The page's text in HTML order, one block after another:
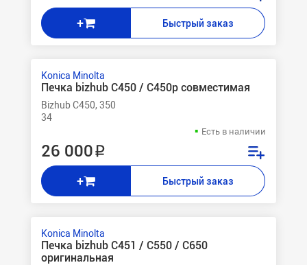
+ Быстрый заказ
Konica Minolta
Печка bizhub C450 / C450p совместимая
Bizhub C450, 350
34
Есть в наличии
26 000 ₽
+ Быстрый заказ
Konica Minolta
Печка bizhub C451 / C550 / C650
оригинальная